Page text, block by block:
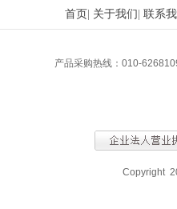
首页 关于我们 联系
产品采购热线：010-
Copyright